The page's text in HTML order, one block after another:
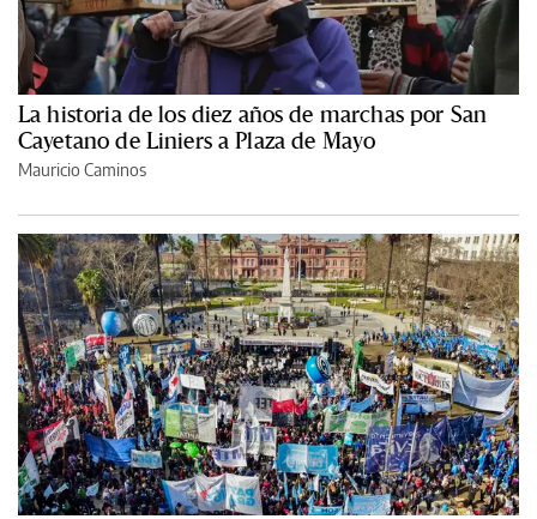
La historia de los diez años de marchas por San
Cayetano de Liniers a Plaza de Mayo
Mauricio Caminos